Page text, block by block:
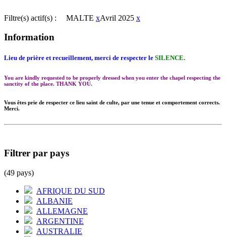
Filtre(s) actif(s) : MALTE xAvril 2025 x
Information
Lieu de prière et recueillement, merci de respecter le SILENCE.
You are kindly requested to be properly dressed when you enter the chapel respecting the
sanctity of the place. THANK YOU.
Vous êtes prie de respecter ce lieu saint de culte, par une tenue et comportement corrects.
Merci.
Filtrer par pays
(49 pays)
AFRIQUE DU SUD
ALBANIE
ALLEMAGNE
ARGENTINE
AUSTRALIE